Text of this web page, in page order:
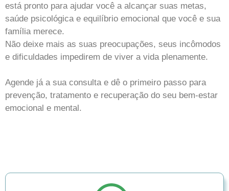
está pronto para ajudar você a alcançar suas metas,
saúde psicológica e equilíbrio emocional que você e sua
família merece.
Não deixe mais as suas preocupações, seus incômodos
e dificuldades impedirem de viver a vida plenamente.
Agende já a sua consulta e dê o primeiro passo para
prevenção, tratamento e recuperação do seu bem-estar
emocional e mental.